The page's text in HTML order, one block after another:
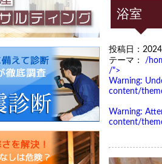
浴室
投稿日：
テーマ： /
/">
Warning:
content/
Warning:
content/